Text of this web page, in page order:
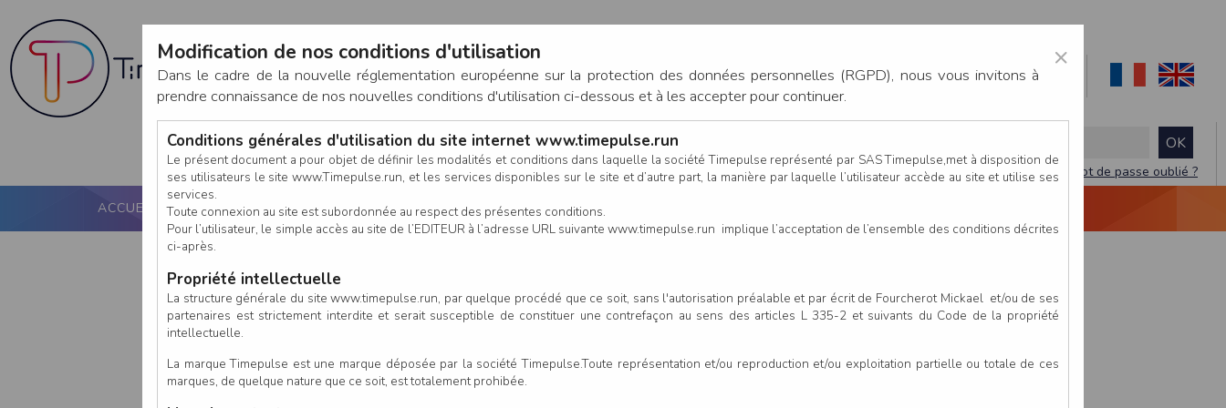
CONNEXION
Mot de passe oublié ?
ACCUEIL PUCE ACTIVE NOS SERVICES CALENDRIER RÉSULTATS
×
Modification de nos conditions d'utilisation
Dans le cadre de la nouvelle réglementation européenne sur la protection des données personnelles (RGPD), nous vous invitons à
prendre connaissance de nos nouvelles conditions d'utilisation ci-dessous et à les accepter pour continuer.
Conditions générales d'utilisation du site internet www.timepulse.run
Le présent document a pour objet de définir les modalités et conditions dans laquelle la société Timepulse représenté par SAS Timepulse,met à disposition de
ses utilisateurs le site www.Timepulse.run, et les services disponibles sur le site et d’autre part, la manière par laquelle l’utilisateur accède au site et utilise ses
services.
Toute connexion au site est subordonnée au respect des présentes conditions.
Pour l’utilisateur, le simple accès au site de l’EDITEUR à l’adresse URL suivante www.timepulse.run implique l’acceptation de l’ensemble des conditions décrites
ci-après.
Propriété intellectuelle
La structure générale du site www.timepulse.run, par quelque procédé que ce soit, sans l'autorisation préalable et par écrit de Fourcherot Mickael et/ou de ses
partenaires est strictement interdite et serait susceptible de constituer une contrefaçon au sens des articles L 335-2 et suivants du Code de la propriété
intellectuelle.
La marque Timepulse est une marque déposée par la société Timepulse.Toute représentation et/ou reproduction et/ou exploitation partielle ou totale de ces
marques, de quelque nature que ce soit, est totalement prohibée.